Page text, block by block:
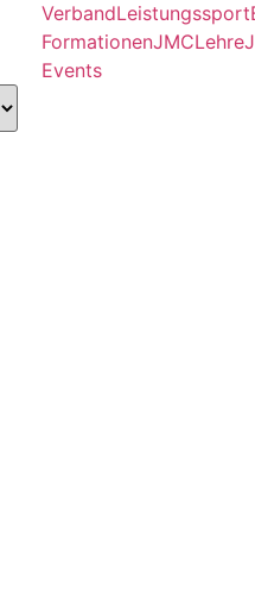
VerbandLeistungssport
FormationenJMCLehre
Events